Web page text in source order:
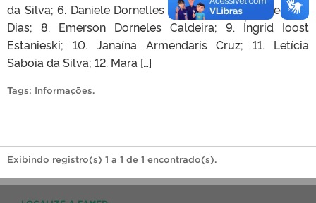
da Silva; 6. Daniele Dornelles Bender; 7. Débora Lee vaz
Dias; 8. Emerson Dorneles Caldeira; 9. Íngrid Ioost
Estanieski; 10. Janaína Armendaris Cruz; 11. Letícia
Saboia da Silva; 12. Mara […]
Tags: Informações.
Exibindo registro(s) 1 a 1 de 1 encontrado(s).